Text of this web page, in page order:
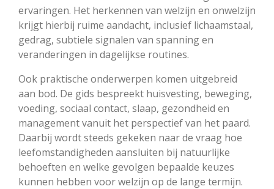
ervaringen. Het herkennen van welzijn en onwelzijn
krijgt hierbij ruime aandacht, inclusief lichaamstaal,
gedrag, subtiele signalen van spanning en
veranderingen in dagelijkse routines.
Ook praktische onderwerpen komen uitgebreid
aan bod. De gids bespreekt huisvesting, beweging,
voeding, sociaal contact, slaap, gezondheid en
management vanuit het perspectief van het paard.
Daarbij wordt steeds gekeken naar de vraag hoe
leefomstandigheden aansluiten bij natuurlijke
behoeften en welke gevolgen bepaalde keuzes
kunnen hebben voor welzijn op de lange termijn.